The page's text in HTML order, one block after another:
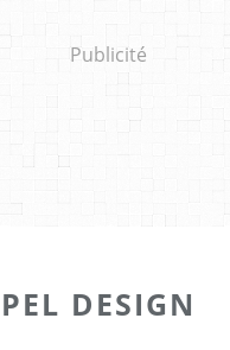
Publicité
DESIGN